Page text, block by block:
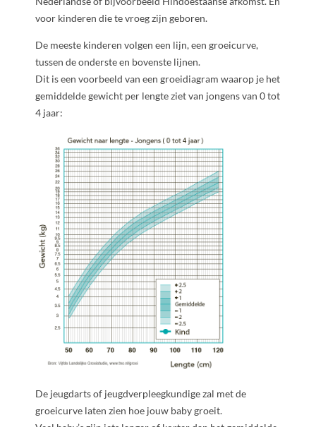
voor kinderen die te vroeg zijn geboren.
De meeste kinderen volgen een lijn, een groeicurve,
tussen de onderste en bovenste lijnen.
Dit is een voorbeeld van een groeidiagram waarop je het
gemiddelde gewicht per lengte ziet van jongens van 0 tot
4 jaar:
De jeugdarts of jeugdverpleegkundige zal met de
groeicurve laten zien hoe jouw baby groeit.